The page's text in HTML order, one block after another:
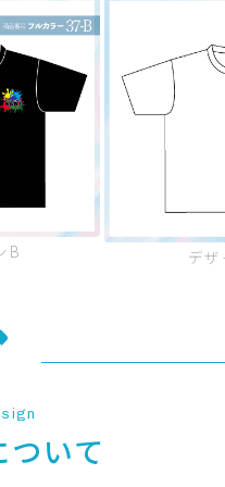
B デ
ついて